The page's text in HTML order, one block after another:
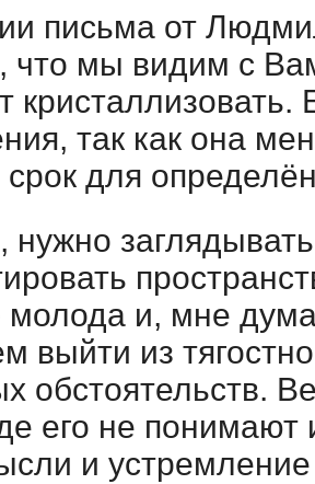
письма от
что мы видим с
кристаллизовать.
так как она
для
нужно
и, мне
выйти из
обстоятельств.
его не
и